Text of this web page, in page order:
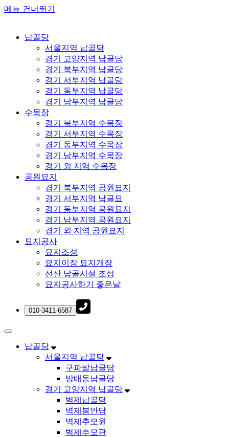
메뉴 건너뛰기
납골당
서울지역 납골당
경기 고양지역 납골당
경기 북부지역 납골당
경기 서부지역 납골당
경기 동부지역 납골당
경기 남부지역 납골당
수목장
경기 북부지역 수목장
경기 서부지역 수목장
경기 동부지역 수목장
경기 남부지역 수목장
경기 외 지역 수목장
공원묘지
경기 북부지역 공원묘지
경기 서부지역 납골묘
경기 동부지역 공원묘지
경기 남부지역 공원묘지
경기 외 지역 공원묘지
묘지공사
묘지조성
묘지이장 묘지개장
선산 납골시설 조성
묘지공사하기 좋은날
납골당
서울지역 납골당
구파발납골당
방배동납골당
경기 고양지역 납골당
벽제납골당
벽제봉안당
벽제추모원
벽제추모관